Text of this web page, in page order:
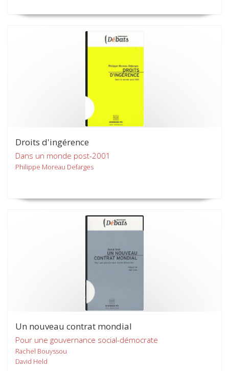
Droits d'ingérence
Dans un monde post-2001
Philippe Moreau Defarges
Un nouveau contrat mondial
Pour une gouvernance social-démocrate
Rachel Bouyssou
David Held